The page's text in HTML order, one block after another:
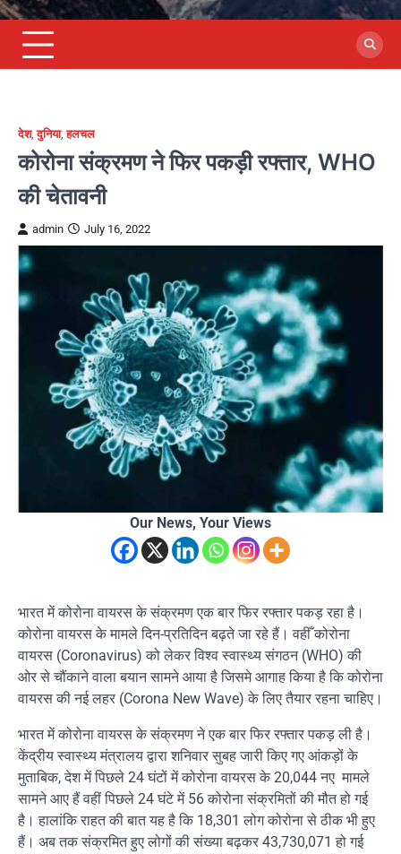
देश,दुनिया,हलचल
कोरोना संक्रमण ने फिर पकड़ी रफ्तार, WHO
की चेतावनी
admin July 16, 2022
Our News, Your Views
भारत में कोरोना वायरस के संक्रमण एक बार फिर रफ्तार पकड़ रहा है।
कोरोना वायरस के मामले दिन-प्रतिदिन बढ़ते जा रहे हैं। वहीँ कोरोना
वायरस (Coronavirus) को लेकर विश्व स्वास्थ्य संगठन (WHO) की
ओर से चौंकाने वाला बयान सामने आया है जिसमे आगाह किया है कि कोरोना
वायरस की नई लहर (Corona New Wave) के लिए तैयार रहना चाहिए।
भारत में कोरोना वायरस के संक्रमण ने एक बार फिर रफ्तार पकड़ ली है।
केंद्रीय स्वास्थ्य मंत्रालय द्वारा शनिवार सुबह जारी किए गए आंकड़ों के
मुताबिक, देश में पिछले 24 घंटों में कोरोना वायरस के 20,044 नए मामले
सामने आए हैं वहीं पिछले 24 घंटे में 56 कोरोना संक्रमितों की मौत हो गई
है। हालांकि राहत की बात यह है कि 18,301 लोग कोरोना से ठीक भी हुए
हैं। अब तक संक्रमित हुए लोगों की संख्या बढ़कर 43,730,071 हो गई